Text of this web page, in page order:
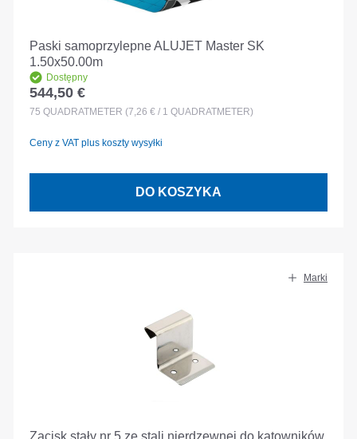
Paski samoprzylepne ALUJET Master SK
1.50x50.00m
Dostępny
Cena regularna:
544,50 €
75 QUADRATMETER (7,26 € / 1 QUADRATMETER)
Ceny z VAT plus koszty wysyłki
DO KOSZYKA
Marki